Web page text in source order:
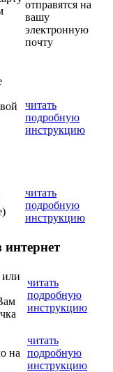
отправятся на
вашу
электронную
почту
читать
подробную
инструкцию
читать
подробную
инструкцию
интернет
или
читать
подробную
инструкцию
на
читать
подробную
инструкцию